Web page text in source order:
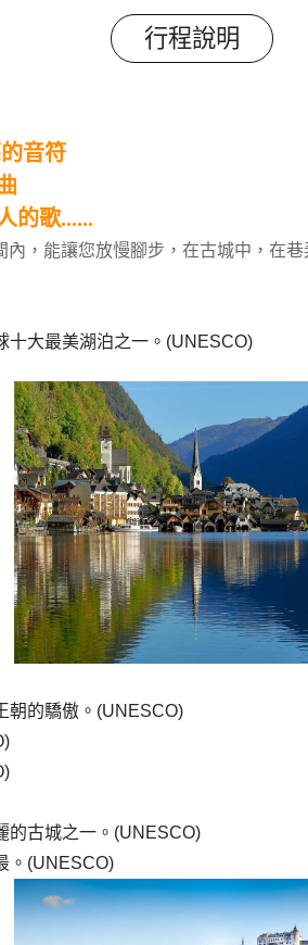
行程說明
音符
歌......
，能讓您放慢腳步，在古城中，在
十大最美湖泊之一。(UNESCO)
朝的驕傲。(UNESCO)
的古城之一。(UNESCO)
。(UNESCO)